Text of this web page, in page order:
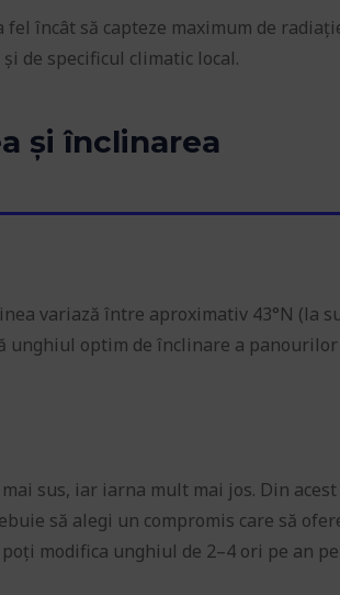
încât să capteze maximum de
de specificul climatic local.
și înclinarea
variază între aproximativ 43°N (la
unghiul optim de înclinare a
sus, iar iarna mult mai jos. Din
să alegi un compromis care să
modifica unghiul de 2–4 ori pe an